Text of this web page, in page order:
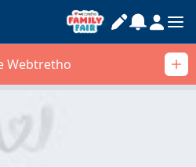
Webtretho